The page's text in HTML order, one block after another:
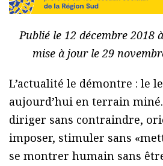
Publié le 12 décembre 2018
mise à jour le 29
L’actualité le démontre : le
aujourd’hui en terrain
diriger sans contraindre,
imposer, stimuler sans
se montrer humain sans